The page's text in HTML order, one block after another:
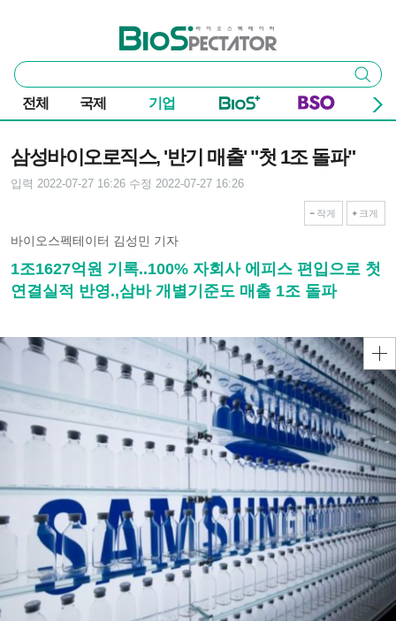
바이오스펙테이터
통
합
검
색
검색
전체 국제 기업
삼성바이오로직스, '반기 매출' "첫 1조 돌파"
입력 2022-07-27 16:26 수정 2022-07-27 16:26
작게 크게
바이오스펙테이터 김성민 기자
1조1627억원 기록..100% 자회사 에피스 편입으로 첫
연결실적 반영.,삼바 개별기준도 매출 1조 돌파